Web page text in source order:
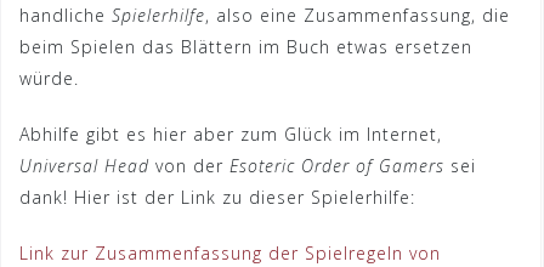
handliche Spielerhilfe, also eine Zusammenfassung, die
beim Spielen das Blättern im Buch etwas ersetzen
würde.
Abhilfe gibt es hier aber zum Glück im Internet,
Universal Head von der Esoteric Order of Gamers sei
dank! Hier ist der Link zu dieser Spielerhilfe:
Link zur Zusammenfassung der Spielregeln von